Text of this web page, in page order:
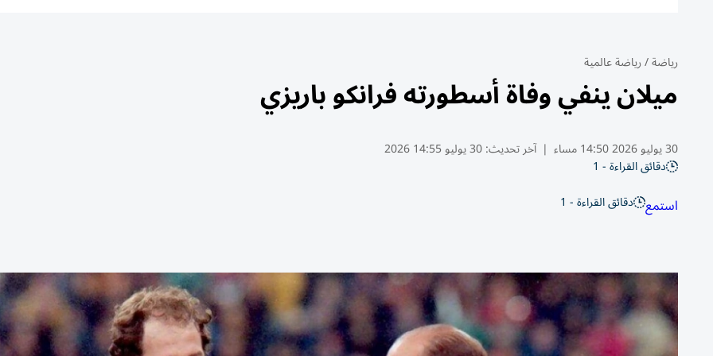
رياضة/رياضة عالمية
ميلان ينفي وفاة أسطورته فرانكو باريزي
30 يوليو 2026 14:50 مساء | آخر تحديث:30 يوليو 14:55 2026
دقائق القراءة - 1
استمع دقائق القراءة - 1